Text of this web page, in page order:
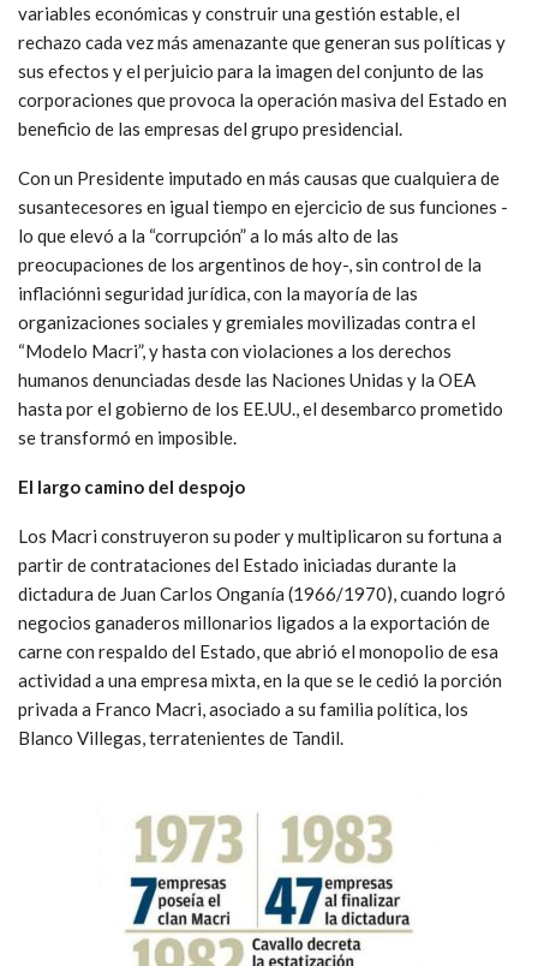
variables económicas y construir una gestión estable, el
rechazo cada vez más amenazante que generan sus políticas y
sus efectos y el perjuicio para la imagen del conjunto de las
corporaciones que provoca la operación masiva del Estado en
beneficio de las empresas del grupo presidencial.
Con un Presidente imputado en más causas que cualquiera de
susantecesores en igual tiempo en ejercicio de sus funciones -
lo que elevó a la “corrupción” a lo más alto de las
preocupaciones de los argentinos de hoy-, sin control de la
inflaciónni seguridad jurídica, con la mayoría de las
organizaciones sociales y gremiales movilizadas contra el
“Modelo Macri”, y hasta con violaciones a los derechos
humanos denunciadas desde las Naciones Unidas y la OEA
hasta por el gobierno de los EE.UU., el desembarco prometido
se transformó en imposible.
El largo camino del despojo
Los Macri construyeron su poder y multiplicaron su fortuna a
partir de contrataciones del Estado iniciadas durante la
dictadura de Juan Carlos Onganía (1966/1970), cuando logró
negocios ganaderos millonarios ligados a la exportación de
carne con respaldo del Estado, que abrió el monopolio de esa
actividad a una empresa mixta, en la que se le cedió la porción
privada a Franco Macri, asociado a su familia política, los
Blanco Villegas, terratenientes de Tandil.